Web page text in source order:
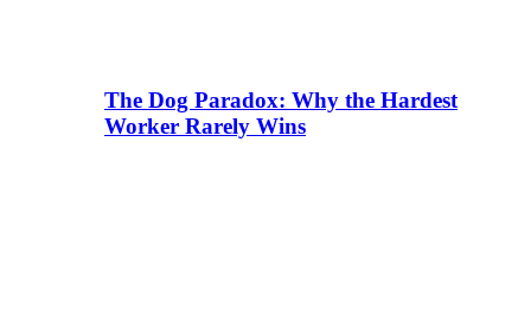
The Dog Paradox: Why the Hardest
Worker Rarely Wins